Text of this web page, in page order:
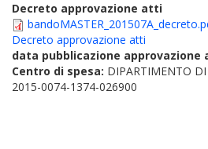
Decreto approvazione atti
Decreto approvazione atti
data pubblicazione approvazione
Centro di spesa: DIPARTIMENTO
2015-0074-1374-026900